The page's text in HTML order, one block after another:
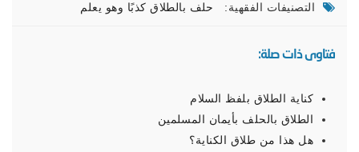
التصنيفات الفقهية: حلف بالطلاق كذبًا وهو يعلم
فتاوى ذات صلة:
كناية الطلاق بلفظ السلام
الطلاق بالحلف بأيمان المسلمين
هل هذا من طلاق الكناية؟